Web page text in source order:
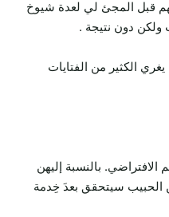
قبل المجئ لي لعدة شيوخ
ولكن دون نتيجة .
الكثير من الفتايات
الافتراضي. بالنسبة إليهن
الحبيب سيتحقق بعدَ خِدمة